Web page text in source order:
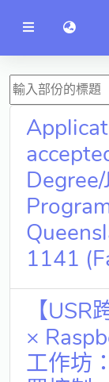
公
告
系
統行政單位
資訊學院
管理學院
人文社社會學院
電機通訊學院
研究中心
通識教學部
獨立學術單位
語言
1141
【
×
工作坊